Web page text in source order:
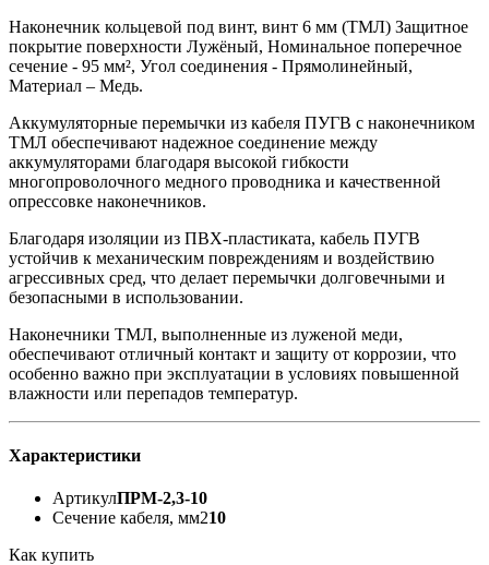
Наконечник кольцевой под винт, винт 6 мм (ТМЛ) Защитное
покрытие поверхности Лужёный, Номинальное поперечное
сечение - 95 мм², Угол соединения - Прямолинейный,
Материал – Медь.
Аккумуляторные перемычки из кабеля ПУГВ с наконечником
ТМЛ обеспечивают надежное соединение между
аккумуляторами благодаря высокой гибкости
многопроволочного медного проводника и качественной
опрессовке наконечников.
Благодаря изоляции из ПВХ-пластиката, кабель ПУГВ
устойчив к механическим повреждениям и воздействию
агрессивных сред, что делает перемычки долговечными и
безопасными в использовании.
Наконечники ТМЛ, выполненные из луженой меди,
обеспечивают отличный контакт и защиту от коррозии, что
особенно важно при эксплуатации в условиях повышенной
влажности или перепадов температур.
Характеристики
АртикулПРМ-2,3-10
Сечение кабеля, мм210
Как купить